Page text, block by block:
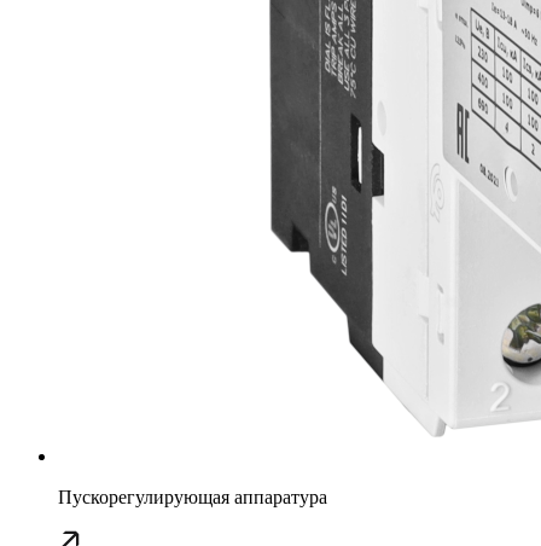
Пускорегулирующая аппаратура